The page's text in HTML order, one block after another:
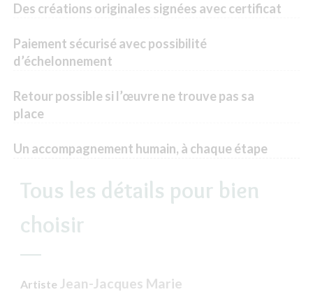
Des créations originales signées avec certificat
Paiement sécurisé avec possibilité
d’échelonnement
Retour possible si l’œuvre ne trouve pas sa
place
Un accompagnement humain, à chaque étape
Tous les détails pour bien
choisir
Artiste Jean-Jacques Marie